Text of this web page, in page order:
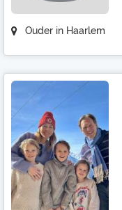
Ouder in Haarlem